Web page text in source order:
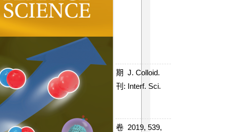
期
刊:
J. Colloid.
Interf. Sci.
卷 2019, 539,